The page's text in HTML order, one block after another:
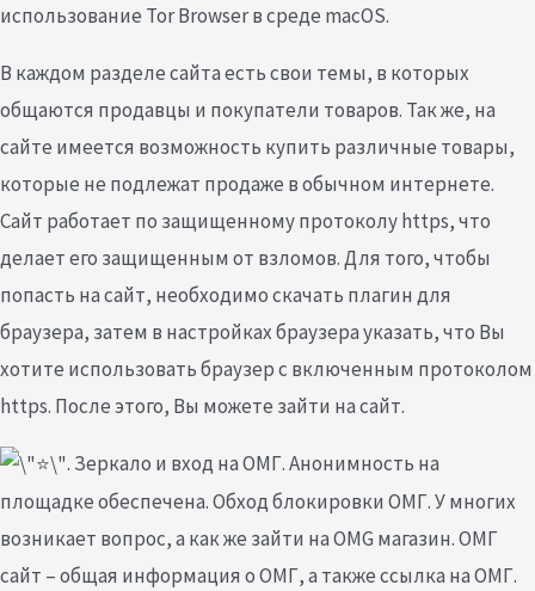
использование Tor Browser в среде macOS.
В каждом разделе сайта есть свои темы, в которых
общаются продавцы и покупатели товаров. Так же, на
сайте имеется возможность купить различные товары,
которые не подлежат продаже в обычном интернете.
Сайт работает по защищенному протоколу https, что
делает его защищенным от взломов. Для того, чтобы
попасть на сайт, необходимо скачать плагин для
браузера, затем в настройках браузера указать, что Вы
хотите использовать браузер с включенным протоколом
https. После этого, Вы можете зайти на сайт.
. Зеркало и вход на ОМГ. Анонимность на
площадке обеспечена. Обход блокировки ОМГ. У многих
возникает вопрос, а как же зайти на OMG магазин. ОМГ
сайт – общая информация о ОМГ, а также ссылка на ОМГ.